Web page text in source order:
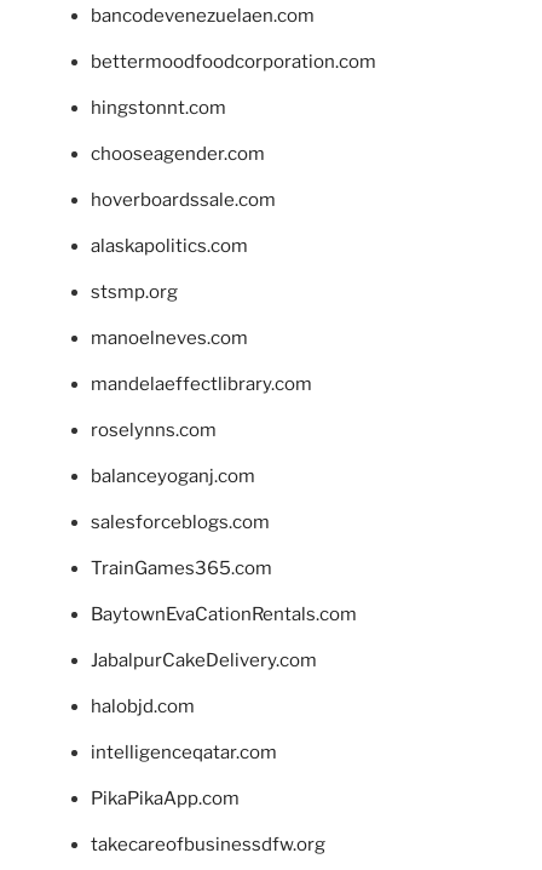
bancodevenezuelaen.com
bettermoodfoodcorporation.com
hingstonnt.com
chooseagender.com
hoverboardssale.com
alaskapolitics.com
stsmp.org
manoelneves.com
mandelaeffectlibrary.com
roselynns.com
balanceyoganj.com
salesforceblogs.com
TrainGames365.com
BaytownEvaCationRentals.com
JabalpurCakeDelivery.com
halobjd.com
intelligenceqatar.com
PikaPikaApp.com
takecareofbusinessdfw.org